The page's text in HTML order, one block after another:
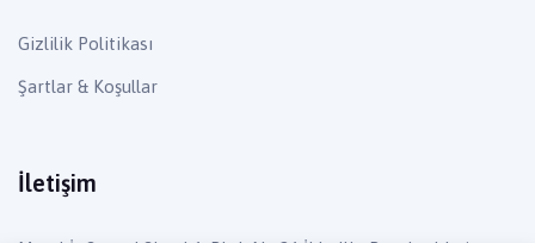
Gizlilik Politikası
Şartlar & Koşullar
İletişim